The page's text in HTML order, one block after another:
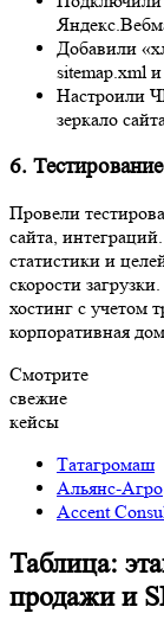
Настроили
зеркало
6. Тестирование
Провели
сайта,
статистики и
скорости
с учетом
доменная почта.
Смотрите
свежие
кейсы
Татагромаш
Альянс-Агро
Accent
Таблица:
продажи и
Каждый этап
именно.